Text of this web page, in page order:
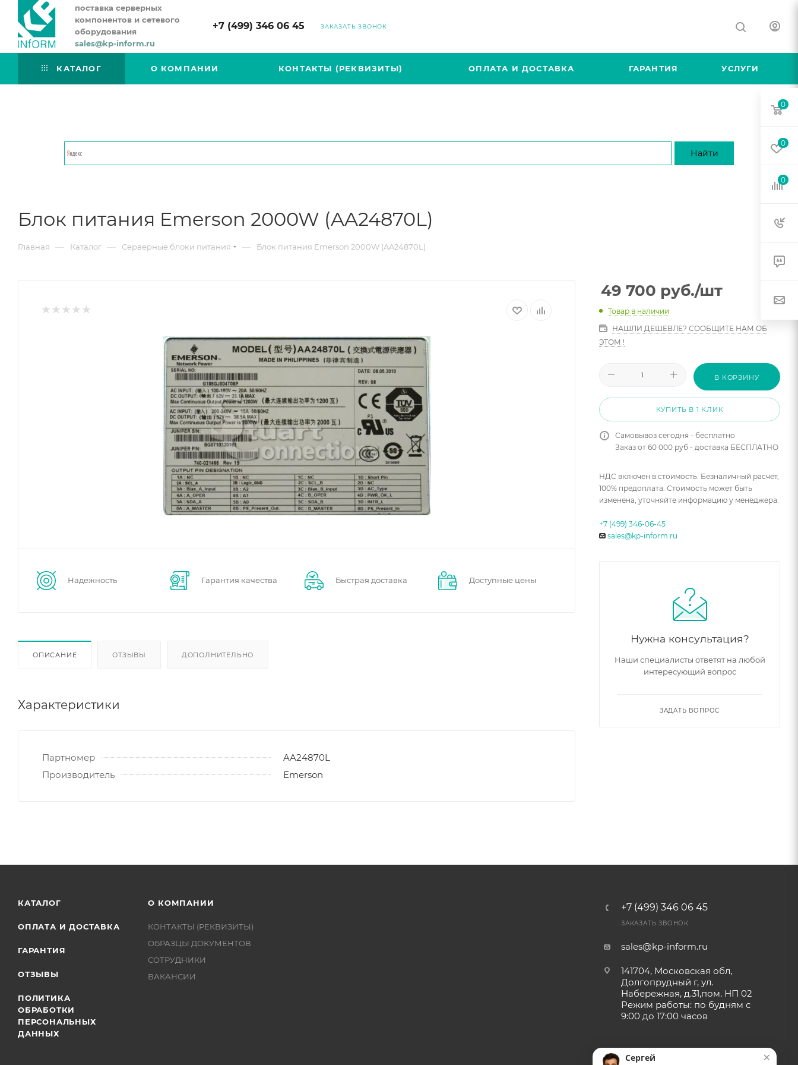
поставка серверных
компонентов и сетевого
оборудования
sales@kp-inform.ru
+7 (499) 346 06 45 ЗАКАЗАТЬ ЗВОНОК
КАТАЛОГ О КОМПАНИИ КОНТАКТЫ (РЕКВИЗИТЫ) ОПЛАТА И ДОСТАВКА ГАРАНТИЯ УСЛУГИ
Блок питания Emerson 2000W (AA24870L)
Главная — Каталог — Серверные блоки питания — Блок питания Emerson 2000W (AA24870L)
Надежность Гарантия качества Быстрая доставка Доступные цены
ОПИСАНИЕ ОТЗЫВЫ ДОПОЛНИТЕЛЬНО
Характеристики
Партномер
AA24870L
Производитель
Emerson
49 700 руб./шт
Товар в наличии
НАШЛИ ДЕШЕВЛЕ? СООБЩИТЕ НАМ ОБ
ЭТОМ !
В КОРЗИНУ
КУПИТЬ В 1 КЛИК
Самовывоз сегодня - бесплатно
Заказ от 60 000 руб - доставка БЕСПЛАТНО
НДС включен в стоимость. Безналичный расчет,
100% предоплата. Стоимость может быть
изменена, уточняйте информацию у менеджера.
+7 (499) 346-06-45
sales@kp-inform.ru
Нужна консультация?
Наши специалисты ответят на любой
интересующий вопрос
ЗАДАТЬ ВОПРОС
КАТАЛОГ
ОПЛАТА И ДОСТАВКА
ГАРАНТИЯ
ОТЗЫВЫ
ПОЛИТИКА
ОБРАБОТКИ
ПЕРСОНАЛЬНЫХ
ДАННЫХ
О КОМПАНИИ
КОНТАКТЫ (РЕКВИЗИТЫ)
ОБРАЗЦЫ ДОКУМЕНТОВ
СОТРУДНИКИ
ВАКАНСИИ
+7 (499) 346 06 45
ЗАКАЗАТЬ ЗВОНОК
sales@kp-inform.ru
141704, Московская обл,
Долгопрудный г, ул.
Набережная, д.31,пом. НП 02
Режим работы: по будням с
9:00 до 17:00 часов
0
0
0
×
Сергей